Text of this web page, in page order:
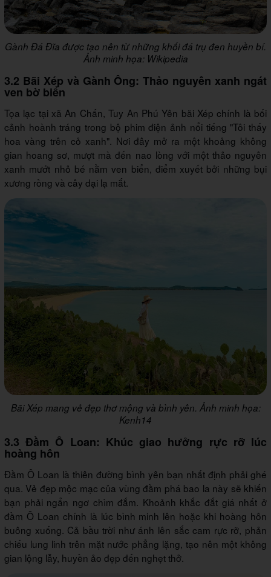
Gành Đá Đĩa được tạo nên từ những khối đá trụ đen huyền bí.
Ảnh minh họa: Wikipedia
3.2 Bãi Xép và Gành Ông: Thảo nguyên xanh ngát
ven bờ biển
Tọa lạc tại xã An Chấn, Tuy An Phú Yên bãi Xép chính là bối
cảnh hoành tráng trong bộ phim điện ảnh nổi tiếng "Tôi thấy
hoa vàng trên cỏ xanh". Nơi đây mở ra một khoảng không
gian hoang sơ, mượt mà đến nao lòng với một thảo nguyên
xanh mướt nhỏ bé nằm ven biển, điểm xuyết bởi những bụi
xương rồng và cây dại lạ mắt.
Bãi Xép mang vẻ đẹp thơ mộng và bình yên. Ảnh minh họa:
Kenh14
3.3 Đầm Ô Loan: Khúc giao hưởng rực rỡ lúc
hoàng hôn
Đầm Ô Loan là thiên đường bình yên bạn nhất định phải ghé
qua. Vẻ đẹp mộc mạc của vùng đầm phá bao la này sẽ khiến
bạn phải ngẩn ngơ chìm đắm. Khoảnh khắc đắt giá nhất ở
đầm Ô Loan chính là lúc bình minh lên hoặc khi hoàng hôn
buông xuống. Cả bầu trời như ánh lên sắc cam rực rỡ, phản
chiếu lung linh trên mặt nước phẳng lặng, tạo nên một không
gian lộng lẫy, huyền ảo đẹp đến nghẹt thở.